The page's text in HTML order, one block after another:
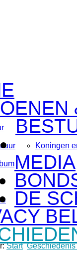
Koningen
MEDIA
DE
Start